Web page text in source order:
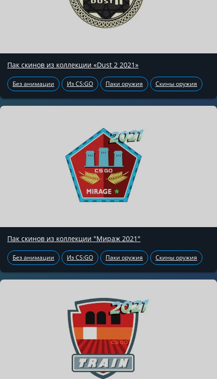
Пак скинов из коллекции «Dust 2 2021»
Без анимации Из CS:GO Паки оружия Скины оружия
Пак скинов из коллекции "Мираж 2021"
Без анимации Из CS:GO Паки оружия Скины оружия